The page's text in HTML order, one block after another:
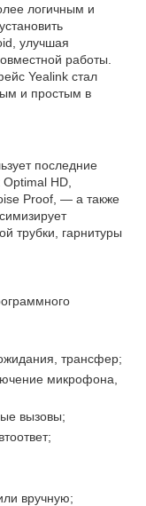
логичным и
улучшая
работы.
Yealink стал
и простым в
последние
HD,
Proof, — а также
трубки, гарнитуры
трансфер;
микрофона,
вызовы;
вручную;